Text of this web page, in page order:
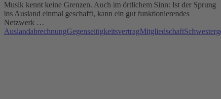
Musik kennt keine Grenzen. Auch im örtlichem Sinn: Ist der Sprung
ins Ausland einmal geschafft, kann ein gut funktionierendes
Netzwerk …
AuslandabrechnungGegenseitigkeitsvertragMitgliedschaft